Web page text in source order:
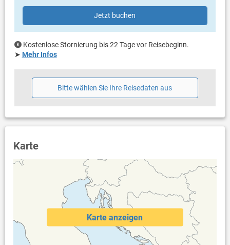
Gebühr: 3.00 € pro Waschgang)
Bootsanlegeplätze sind auf Anfrage möglich.
Jetzt buchen
Kostenlose Stornierung bis 22 Tage vor Reisebeginn.
➤ Mehr Infos
Bitte wählen Sie Ihre Reisedaten aus
Karte
Karte anzeigen